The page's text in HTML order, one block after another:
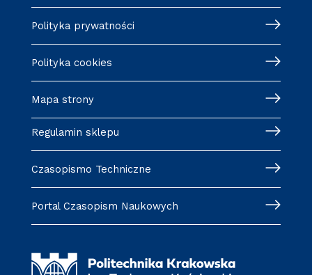
Polityka prywatności
Polityka cookies
Mapa strony
Regulamin sklepu
Czasopismo Techniczne
Portal Czasopism Naukowych